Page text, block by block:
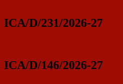
ICA/D/231/2026-27
ICA/D/146/2026-27